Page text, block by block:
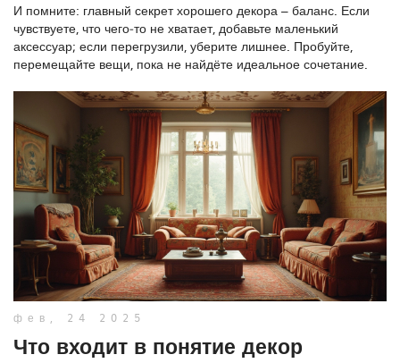
И помните: главный секрет хорошего декора – баланс. Если
чувствуете, что чего‑то не хватает, добавьте маленький
аксессуар; если перегрузили, уберите лишнее. Пробуйте,
перемещайте вещи, пока не найдёте идеальное сочетание.
фев, 24 2025
Что входит в понятие декор